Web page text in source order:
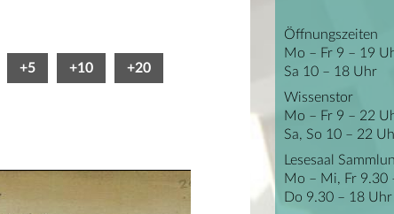
+5 +10 +20
Öffnungszeiten
Mo – Fr 9 – 19
Sa 10 – 18 Uhr
Wissenstor
Mo – Fr 9 – 22
Sa, So 10 – 22
Lesesaal
Mo – Mi, Fr 9.30
Do 9.30 – 18 Uhr